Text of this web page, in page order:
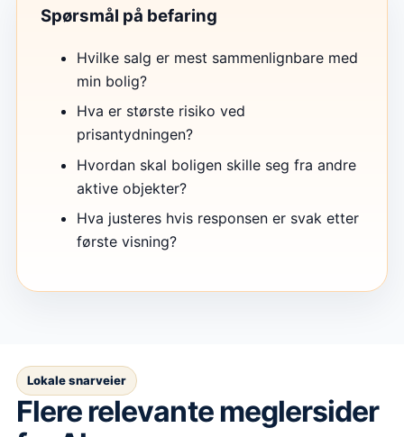
Spørsmål på befaring
Hvilke salg er mest sammenlignbare med
min bolig?
Hva er største risiko ved
prisantydningen?
Hvordan skal boligen skille seg fra andre
aktive objekter?
Hva justeres hvis responsen er svak etter
første visning?
Lokale snarveier
Flere relevante meglersider